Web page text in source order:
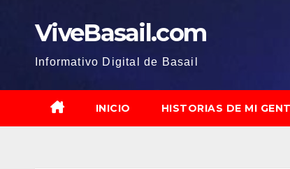
ViveBasail.com
Informativo Digital de Basail
INICIO HISTORIAS DE MI